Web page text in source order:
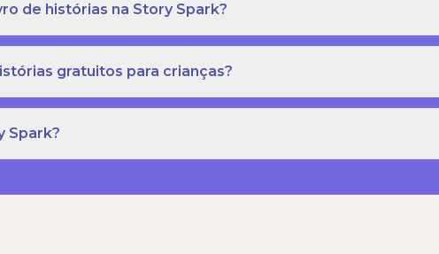
de histórias na Story Spark?
gratuitos para crianças?
Spark?